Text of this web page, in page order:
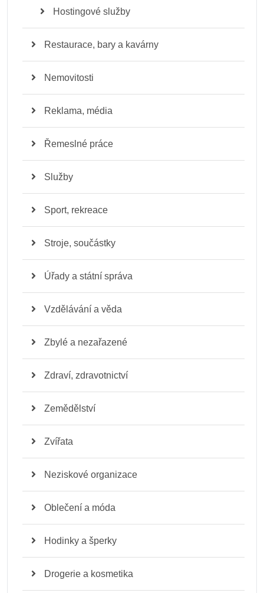
Hostingové služby
Restaurace, bary a kavárny
Nemovitosti
Reklama, média
Řemeslné práce
Služby
Sport, rekreace
Stroje, součástky
Úřady a státní správa
Vzdělávání a věda
Zbylé a nezařazené
Zdraví, zdravotnictví
Zemědělství
Zvířata
Neziskové organizace
Oblečení a móda
Hodinky a šperky
Drogerie a kosmetika